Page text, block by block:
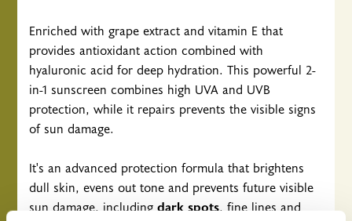
Enriched with grape extract and vitamin E that
provides antioxidant action combined with
hyaluronic acid for deep hydration. This powerful 2-
in-1 sunscreen combines high UVA and UVB
protection, while it repairs prevents the visible signs
of sun damage.
It's an advanced protection formula that brightens
dull skin, evens out tone and prevents future visible
sun damage, including dark spots, fine lines and